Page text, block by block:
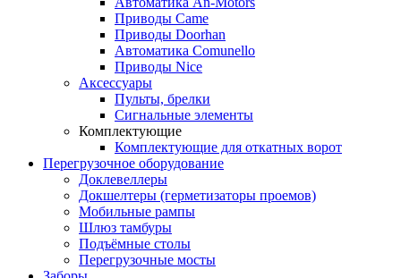
Приводы Came
Приводы Doorhan
Автоматика Comunello
Приводы Nice
Аксессуары
Пульты, брелки
Сигнальные элементы
Комплектующие
Комплектующие для откатных ворот
Перегрузочное оборудование
Доклевеллеры
Докшелтеры (герметизаторы проемов)
Мобильные рампы
Шлюз тамбуры
Подъёмные столы
Перегрузочные мосты